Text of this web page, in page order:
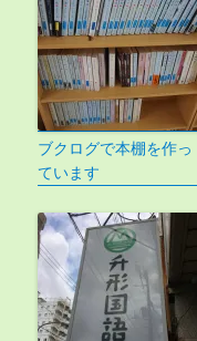
ブクログで本棚を作っ
ています